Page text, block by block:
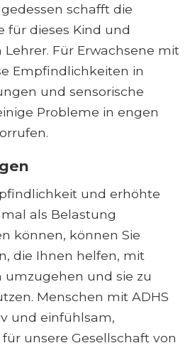
schafft die
für dieses Kind und
Für Erwachsene mit
Empfindlichkeiten in
und sensorische
Probleme in engen
und erhöhte
als Belastung
können, können Sie
die Ihnen helfen, mit
und sie zu
Menschen mit ADHS
und einfühlsam,
unsere Gesellschaft von